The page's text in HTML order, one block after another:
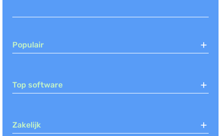
Populair
Top software
Zakelijk